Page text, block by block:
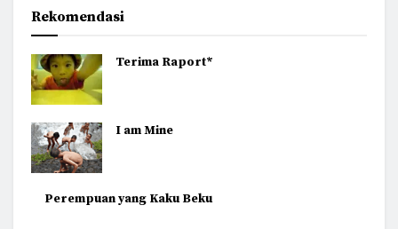
Rekomendasi
Terima Raport*
I am Mine
Perempuan yang Kaku Beku